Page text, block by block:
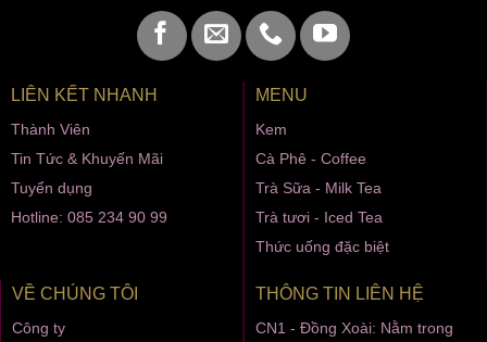
LIÊN KẾT NHANH
Thành Viên
Tin Tức & Khuyến Mãi
Tuyển dụng
Hotline: 085 234 90 99
MENU
Kem
Cà Phê - Coffee
Trà Sữa - Milk Tea
Trà tươi - Iced Tea
Thức uống đặc biệt
VỀ CHÚNG TÔI
Công ty
THÔNG TIN LIÊN HỆ
CN1 - Đồng Xoài: Nằm trong